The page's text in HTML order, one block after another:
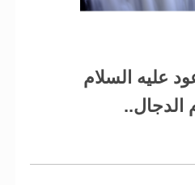
عليه السلام
الدجال..